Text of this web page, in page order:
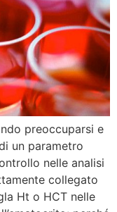
preoccuparsi e
un parametro
nelle analisi
collegato
Ht o HCT nelle